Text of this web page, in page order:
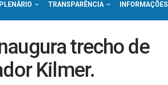
PLENÁRIO TRANSPARÊNCIA INFORMAÇÕES
trecho de
Kilmer.